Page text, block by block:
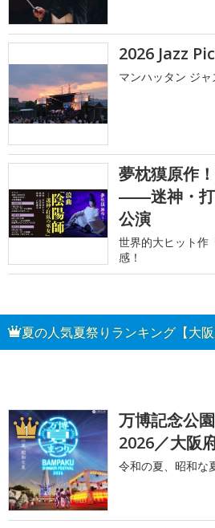
2026 Jazz
マンハッタン ジャ
夢枕獏原作
――迷神・打
公演
世界的大ヒット作
感！
夏の人気夏祭りランキング【大
1
万博記念公
2026／大阪
令和の夏、昭和な